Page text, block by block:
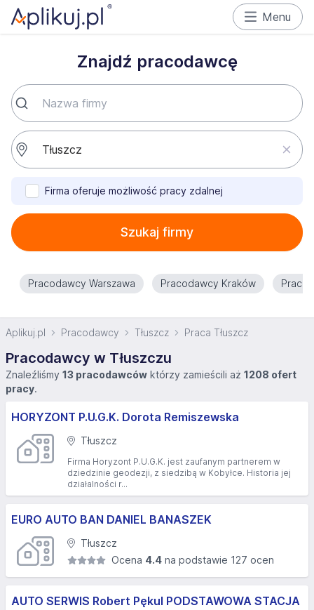
Menu
Znajdź pracodawcę
Firma oferuje możliwość pracy zdalnej
Szukaj firmy
Pracodawcy Warszawa Pracodawcy Kraków
Aplikuj.pl Pracodawcy Tłuszcz Praca Tłuszcz
Pracodawcy w Tłuszczu
Znaleźliśmy 13 pracodawców którzy zamieścili aż 1208 ofert
pracy.
HORYZONT P.U.G.K. Dorota Remiszewska
Tłuszcz
Firma Horyzont P.U.G.K. jest zaufanym partnerem w
dziedzinie geodezji, z siedzibą w Kobyłce. Historia jej
działalności r...
EURO AUTO BAN DANIEL BANASZEK
Tłuszcz
Ocena 4.4 na podstawie 127 ocen
AUTO SERWIS Robert Pękul PODSTAWOWA STACJA